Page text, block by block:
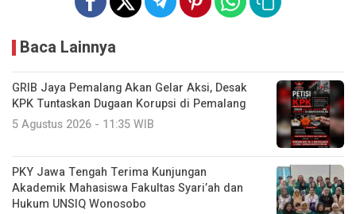
Baca Lainnya
GRIB Jaya Pemalang Akan Gelar Aksi, Desak
KPK Tuntaskan Dugaan Korupsi di Pemalang
5 Agustus 2026 - 11:35 WIB
PKY Jawa Tengah Terima Kunjungan
Akademik Mahasiswa Fakultas Syari’ah dan
Hukum UNSIQ Wonosobo